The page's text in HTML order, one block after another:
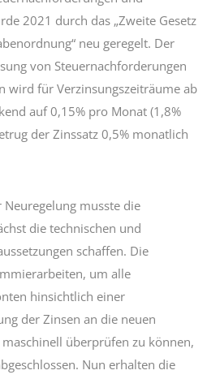
2021 durch das „Zweite Gesetz
neu geregelt. Der
von Steuernachforderungen
wird für Verzinsungszeiträume ab
auf 0,15% pro Monat (1,8%
der Zinssatz 0,5% monatlich
musste die
die technischen und
schaffen. Die
um alle
hinsichtlich einer
der Zinsen an die neuen
überprüfen zu können,
Nun erhalten die